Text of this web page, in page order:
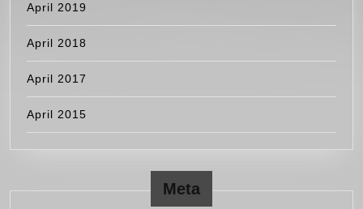
April 2019
April 2018
April 2017
April 2015
Meta